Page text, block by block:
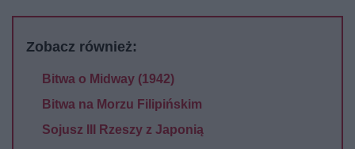
Zobacz również:
Bitwa o Midway (1942)
Bitwa na Morzu Filipińskim
Sojusz III Rzeszy z Japonią